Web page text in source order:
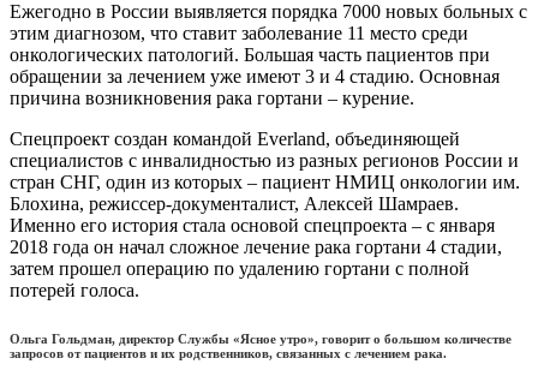
Ежегодно в России выявляется порядка 7000 новых больных с
этим диагнозом, что ставит заболевание 11 место среди
онкологических патологий. Большая часть пациентов при
обращении за лечением уже имеют 3 и 4 стадию. Основная
причина возникновения рака гортани – курение.
Спецпроект создан командой Everland, объединяющей
специалистов с инвалидностью из разных регионов России и
стран СНГ, один из которых – пациент НМИЦ онкологии им.
Блохина, режиссер-документалист, Алексей Шамраев.
Именно его история стала основой спецпроекта – с января
2018 года он начал сложное лечение рака гортани 4 стадии,
затем прошел операцию по удалению гортани с полной
потерей голоса.
Ольга Гольдман, директор Службы «Ясное утро», говорит о большом количестве
запросов от пациентов и их родственников, связанных с лечением рака.